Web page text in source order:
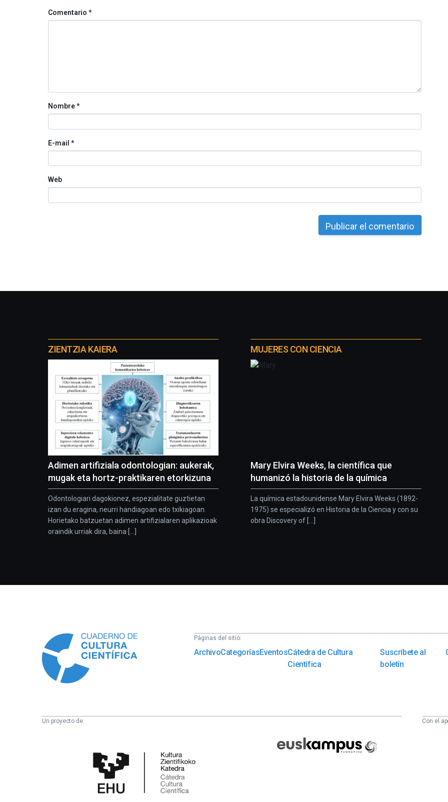
Comentario*
Nombre*
E-mail *
Web
proyectos
ZIENTZIA KAIERA
Adimen artifiziala odontologian: aukerak,
mugak eta hortz-praktikaren etorkizuna
Odontologiari dagokionez, espezialitate guztietan
izan du eragina, neurri handiagoan edo txikiagoan.
Horietako batzuetan adimen artifizialaren aplikazioak
oraindik urriak dira, baina [...]
MUJERES CON CIENCIA
Mary Elvira Weeks, la científica que
humanizó la historia de la química
La química estadounidense Mary Elvira Weeks (1892-
1975) se especializó en Historia de la Ciencia y con su
obra Discovery of [...]
Páginas del sitio:
ArchivoCategoríasEventosCátedra de Cultura
Científica
Suscríbete al
boletín
Un proyecto de:
Científica
Fundazioa
Con el